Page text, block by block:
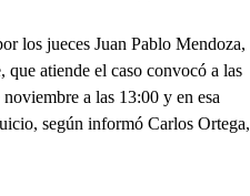
los jueces Juan Pablo Mendoza,
atiende el caso convocó a las
a las 13:00 y en esa
según informó Carlos Ortega,